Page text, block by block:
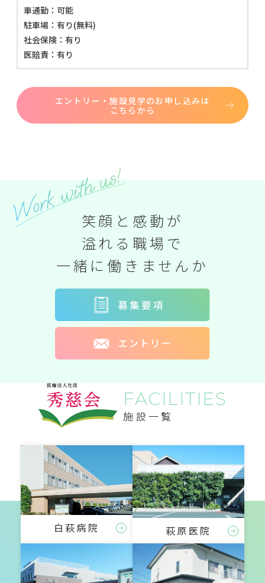
車通勤：可能
駐車場：有り(無料)
社会保険：有り
医賠責：有り
エントリー・施設見学のお申し込みは
こちらから
笑顔と感動が
溢れる職場で
一緒に働きませんか
FACILITIES
施設一覧
白萩病院 萩原医院